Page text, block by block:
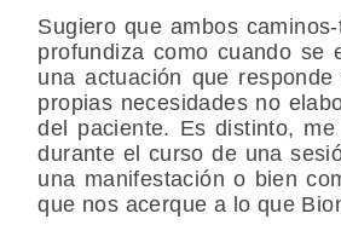
Sugiero que ambos
profundiza como cuando se
una actuación que
propias necesidades no
del paciente. Es distinto,
durante el curso de una
una manifestación o bien
que nos acerque a lo que